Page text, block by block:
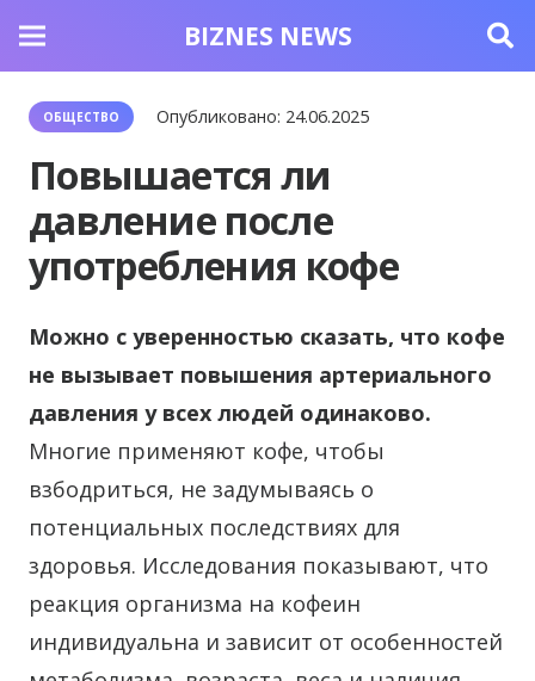
BIZNES NEWS
ОБЩЕСТВО Опубликовано: 24.06.2025
Повышается ли
давление после
употребления кофе
Можно с уверенностью сказать, что кофе
не вызывает повышения артериального
давления у всех людей одинаково.
Многие применяют кофе, чтобы
взбодриться, не задумываясь о
потенциальных последствиях для
здоровья. Исследования показывают, что
реакция организма на кофеин
индивидуальна и зависит от особенностей